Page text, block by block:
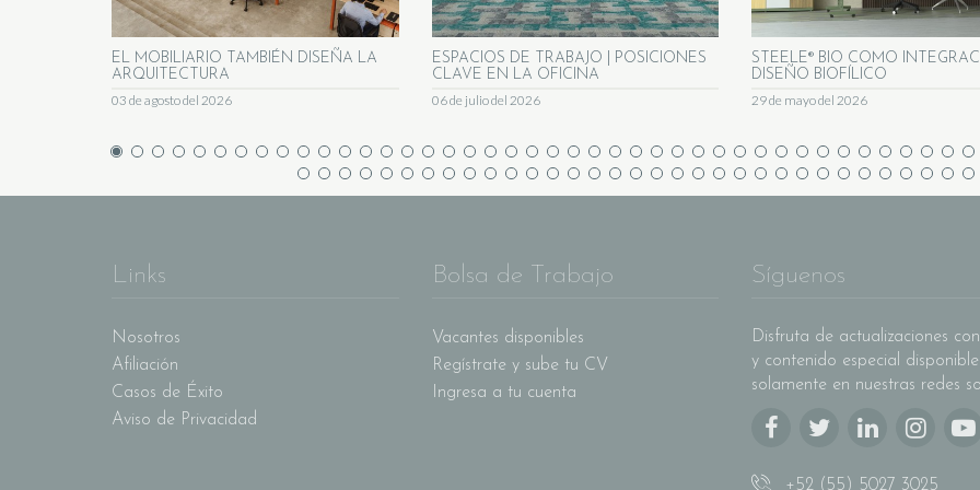
EL MOBILIARIO TAMBIÉN DISEÑA LA
ARQUITECTURA
03 de agosto del 2026
ESPACIOS DE TRABAJO | POSICIONES
CLAVE EN LA OFICINA
06 de julio del 2026
STEELE® BIO COMO
DISEÑO BIOFÍLICO
29 de mayo del 2026
Links
Nosotros
Afiliación
Casos de Éxito
Aviso de Privacidad
Bolsa de Trabajo
Vacantes disponibles
Regístrate y sube tu CV
Ingresa a tu cuenta
Síguenos
Disfruta de actualizaciones
y contenido especial disponible
solamente en nuestras redes
+52 (55) 5027 3025